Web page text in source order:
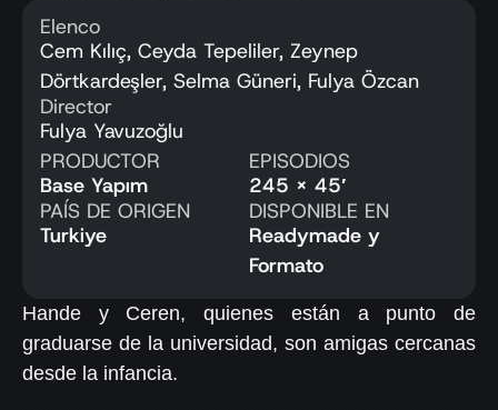
Elenco
Cem Kılıç, Ceyda Tepeliler, Zeynep
Dörtkardeşler, Selma Güneri, Fulya Özcan
Director
Fulya Yavuzoğlu
PRODUCTOR
Base Yapım
PAÍS DE ORIGEN
Turkiye
EPISODIOS
245 x 45′
DISPONIBLE EN
Readymade y
Formato
Hande y Ceren, quienes están a punto de
graduarse de la universidad, son amigas cercanas
desde la infancia.